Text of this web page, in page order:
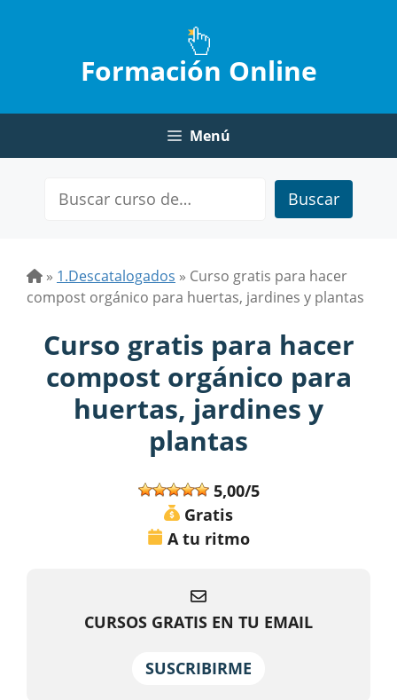
Formación Online
Menú
Buscar
» 1.Descatalogados » Curso gratis para hacer
compost orgánico para huertas, jardines y plantas
Curso gratis para hacer
compost orgánico para
huertas, jardines y
plantas
5,00/5
Gratis
A tu ritmo
CURSOS GRATIS EN TU EMAIL
SUSCRIBIRME